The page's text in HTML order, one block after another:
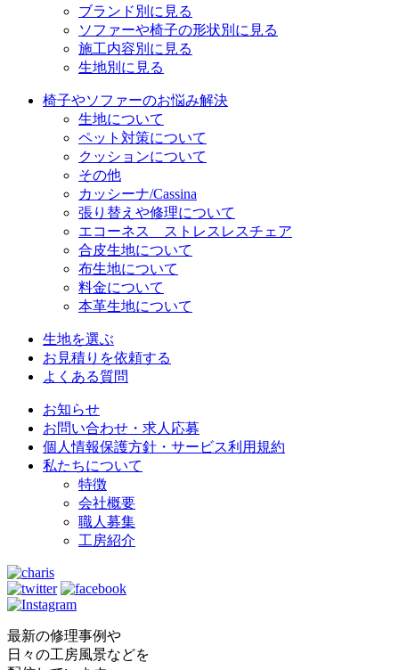
ブランド別に見る
ソファーや椅子の形状別に見る
施工内容別に見る
生地別に見る
椅子やソファーのお悩み解決
生地について
ペット対策について
クッションについて
その他
カッシーナ/Cassina
張り替えや修理について
エコーネス ストレスレスチェア
合皮生地について
布生地について
料金について
本革生地について
生地を選ぶ
お見積りを依頼する
よくある質問
お知らせ
お問い合わせ・求人応募
個人情報保護方針・サービス利用規約
私たちについて
特徴
会社概要
職人募集
工房紹介
最新の修理事例や
日々の工房風景などを